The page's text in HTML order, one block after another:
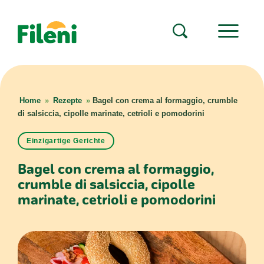
Home » Rezepte » Bagel con crema al formaggio, crumble
di salsiccia, cipolle marinate, cetrioli e pomodorini
Einzigartige Gerichte
Bagel con crema al formaggio,
crumble di salsiccia, cipolle
marinate, cetrioli e pomodorini